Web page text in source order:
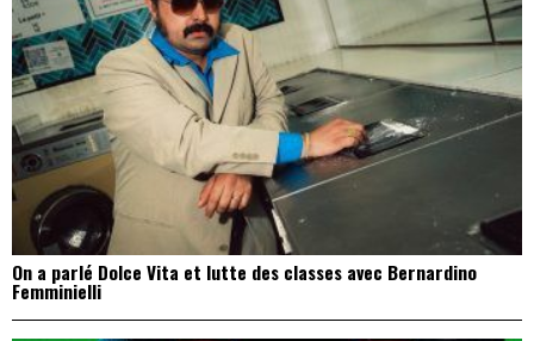
On a parlé Dolce Vita et lutte des classes avec Bernardino
Femminielli